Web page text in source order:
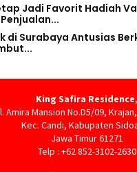
Jadi Favorit Hadiah
di Surabaya Antusias
King Safira Residence,
Amira Mansion No.D5/09,
Kec. Candi, Kabupaten
Jawa Timur 61271
Telp : +62 852-3102-2630